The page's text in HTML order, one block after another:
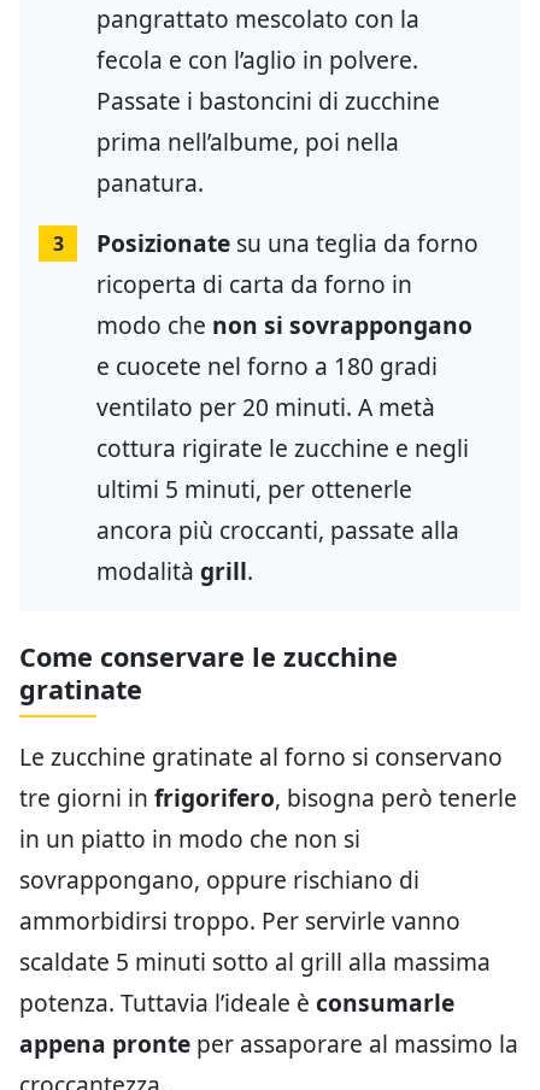
pangrattato mescolato con la
fecola e con l’aglio in polvere.
Passate i bastoncini di zucchine
prima nell’albume, poi nella
panatura.
3 Posizionate su una teglia da forno
ricoperta di carta da forno in
modo che non si sovrappongano
e cuocete nel forno a 180 gradi
ventilato per 20 minuti. A metà
cottura rigirate le zucchine e negli
ultimi 5 minuti, per ottenerle
ancora più croccanti, passate alla
modalità grill.
Come conservare le zucchine
gratinate
Le zucchine gratinate al forno si conservano
tre giorni in frigorifero, bisogna però tenerle
in un piatto in modo che non si
sovrappongano, oppure rischiano di
ammorbidirsi troppo. Per servirle vanno
scaldate 5 minuti sotto al grill alla massima
potenza. Tuttavia l’ideale è consumarle
appena pronte per assaporare al massimo la